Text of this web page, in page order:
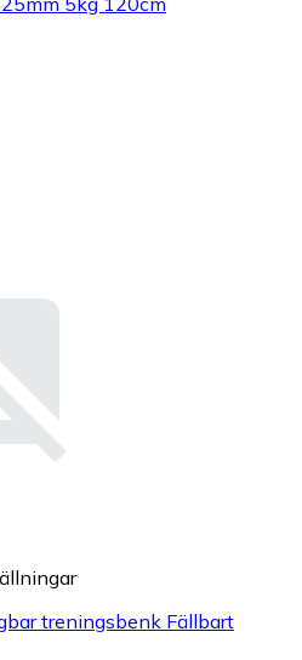
treningsbenk Fällbart